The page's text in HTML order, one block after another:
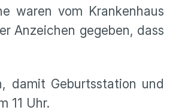
waren vom Krankenhaus
Anzeichen gegeben, dass
damit Geburtsstation und
11 Uhr.